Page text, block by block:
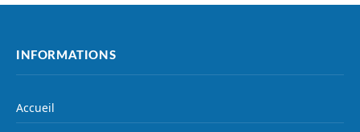
INFORMATIONS
Accueil